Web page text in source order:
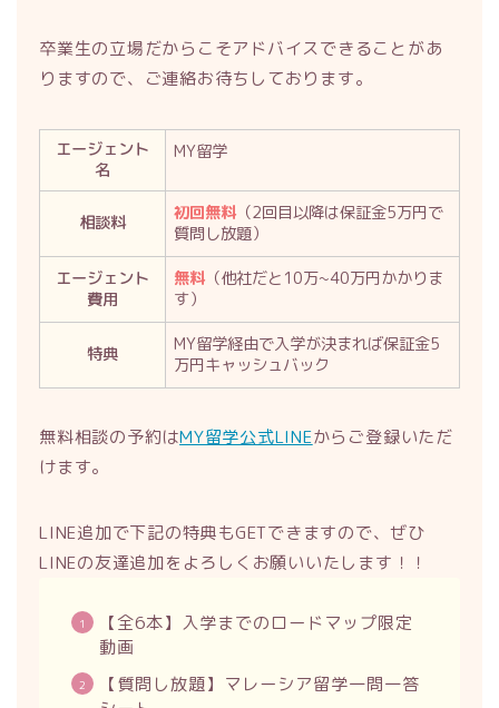
卒業生の立場だからこそアドバイスできることがあ
りますので、ご連絡お待ちしております。
エージェント
名
MY留学
相談料 初回無料 （2回目以降は保証金5万円で
質問し放題）
エージェント
費用
無料 （他社だと10万~40万円かかりま
す）
特典
MY留学経由で入学が決まれば保証金5
万円キャッシュバック
無料相談の予約はMY留学公式LINEからご登録いただ
けます。
LINE追加で下記の特典もGETできますので、ぜひ
LINEの友達追加をよろしくお願いいたします！！
【全6本】入学までのロードマップ限定
動画
【質問し放題】マレーシア留学一問一答